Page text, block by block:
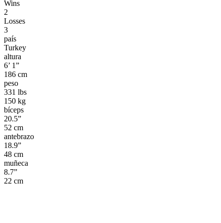
Wins
2
Losses
3
país
Turkey
altura
6’ 1”
186 cm
peso
331 lbs
150 kg
bíceps
20.5”
52 cm
antebrazo
18.9”
48 cm
muñeca
8.7”
22 cm